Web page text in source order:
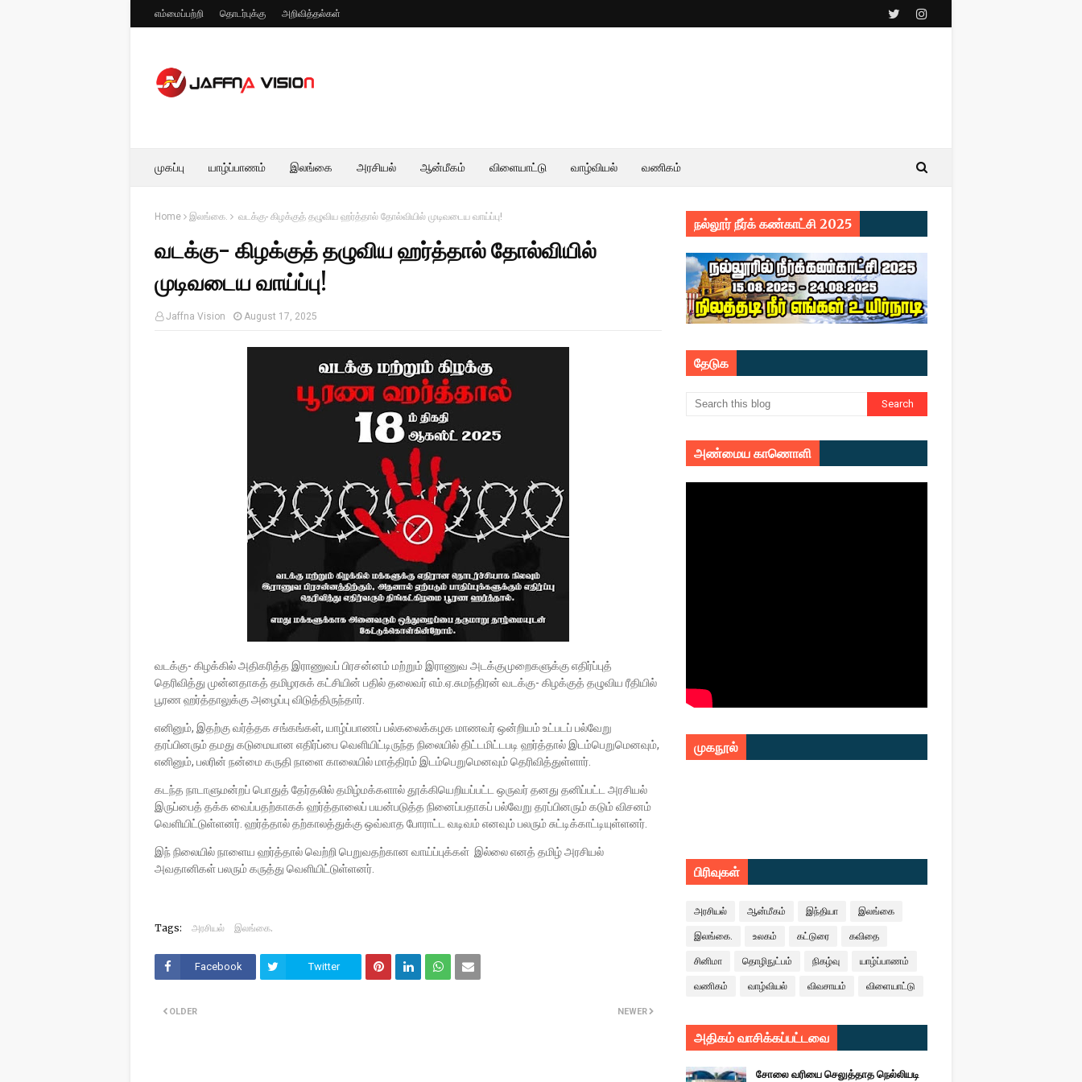
எம்மைப்பற்றி தொடர்புக்கு அறிவித்தல்கள்
முகப்பு யாழ்ப்பாணம் இலங்கை அரசியல் ஆன்மீகம் விளையாட்டு வாழ்வியல் வணிகம்
Home இலங்கை. வடக்கு- கிழக்குத் தழுவிய ஹர்த்தால் தோல்வியில் முடிவடைய வாய்ப்பு!
வடக்கு- கிழக்குத் தழுவிய ஹர்த்தால் தோல்வியில்
முடிவடைய வாய்ப்பு!
Jaffna Vision August 17, 2025
வடக்கு- கிழக்கில் அதிகரித்த இராணுவப் பிரசன்னம் மற்றும் இராணுவ அடக்குமுறைகளுக்கு எதிர்ப்புத்
தெரிவித்து முன்னதாகத் தமிழரசுக் கட்சியின் பதில் தலைவர் எம்.ஏ.சுமந்திரன் வடக்கு- கிழக்குத் தழுவிய ரீதியில்
பூரண ஹர்த்தாலுக்கு அழைப்பு விடுத்திருந்தார்.
எனினும், இதற்கு வர்த்தக சங்கங்கள், யாழ்ப்பாணப் பல்கலைக்கழக மாணவர் ஒன்றியம் உட்படப் பல்வேறு
தரப்பினரும் தமது கடுமையான எதிர்ப்பை வெளியிட்டிருந்த நிலையில் திட்டமிட்டபடி ஹர்த்தால் இடம்பெறுமெனவும்,
எனினும், பலரின் நன்மை கருதி நாளை காலையில் மாத்திரம் இடம்பெறுமெனவும் தெரிவித்துள்ளார்.
கடந்த நாடாளுமன்றப் பொதுத் தேர்தலில் தமிழ்மக்களால் தூக்கியெறியப்பட்ட ஒருவர் தனது தனிப்பட்ட அரசியல்
இருப்பைத் தக்க வைப்பதற்காகக் ஹர்த்தாலைப் பயன்படுத்த நினைப்பதாகப் பல்வேறு தரப்பினரும் கடும் விசனம்
வெளியிட்டுள்ளனர். ஹர்த்தால் தற்காலத்துக்கு ஒவ்வாத போராட்ட வடிவம் எனவும் பலரும் சுட்டிக்காட்டியுள்ளனர்.
இந் நிலையில் நாளைய ஹர்த்தால் வெற்றி பெறுவதற்கான வாய்ப்புக்கள் இல்லை எனத் தமிழ் அரசியல்
அவதானிகள் பலரும் கருத்து வெளியிட்டுள்ளனர்.
Tags: அரசியல் இலங்கை.
Facebook Twitter
NEWER
OLDER
நல்லூர் நீர்க் கண்காட்சி 2025
தேடுக
அண்மைய காணொளி
முகநூல்
பிரிவுகள்
அரசியல் ஆன்மீகம் இந்தியா இலங்கை
இலங்கை. உலகம் கட்டுரை கவிதை
சினிமா தொழிநுட்பம் நிகழ்வு யாழ்ப்பாணம்
வணிகம் வாழ்வியல் விவசாயம் விளையாட்டு
அதிகம் வாசிக்கப்பட்டவை
சோலை வரியை செலுத்தாத நெல்லியடி